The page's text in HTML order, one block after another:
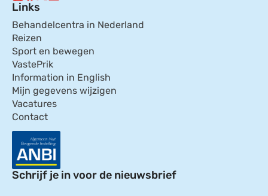
Links
Behandelcentra in Nederland
Reizen
Sport en bewegen
VastePrik
Information in English
Mijn gegevens wijzigen
Vacatures
Contact
Schrijf je in voor de nieuwsbrief